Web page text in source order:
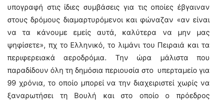
υπογραφή στις ίδιες συμβάσεις για τις οποίες έβγαιναν
στους δρόμους διαμαρτυρόμενοι και φώναζαν «αν είναι
να τα κάνουμε εμείς αυτά, καλύτερα να μην μας
ψηφίσετε», πχ το Ελληνικό, το λιμάνι του Πειραιά και τα
περιφερειακά αεροδρόμια. Την ώρα μάλιστα που
παραδίδουν όλη τη δημόσια περιουσία στο υπερταμείο για
99 χρόνια, το οποίο μπορεί να την διαχειριστεί χωρίς να
ξαναρωτήσει τη Βουλή και στο οποίο ο πρόεδρος